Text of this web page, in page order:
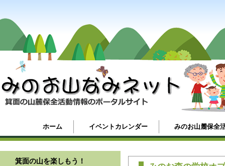
ホーム イベントカレンダー みのお山麓保全
箕面の山を楽しもう！